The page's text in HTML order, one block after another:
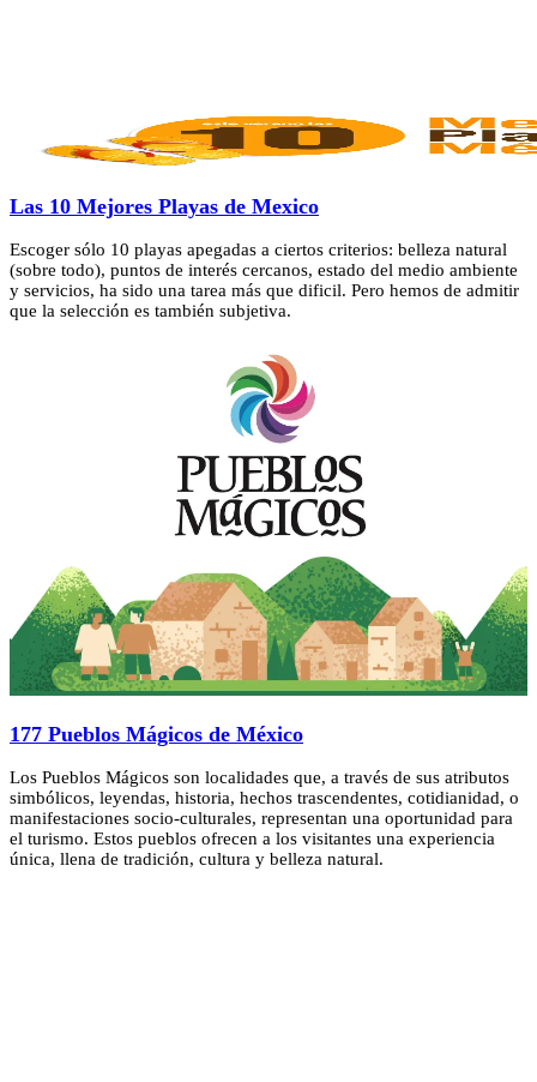
Las 10 Mejores Playas de Mexico
Escoger sólo 10 playas apegadas a ciertos criterios: belleza natural
(sobre todo), puntos de interés cercanos, estado del medio ambiente
y servicios, ha sido una tarea más que dificil. Pero hemos de admitir
que la selección es también subjetiva.
177 Pueblos Mágicos de México
Los Pueblos Mágicos son localidades que, a través de sus atributos
simbólicos, leyendas, historia, hechos trascendentes, cotidianidad, o
manifestaciones socio-culturales, representan una oportunidad para
el turismo. Estos pueblos ofrecen a los visitantes una experiencia
única, llena de tradición, cultura y belleza natural.